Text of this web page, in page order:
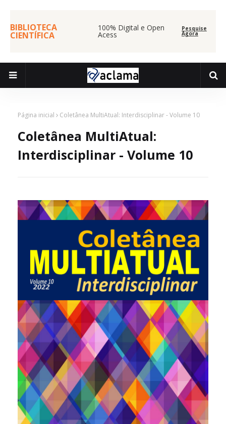
BIBLIOTECA
CIENTÍFICA
100% Digital e Open
Acess
Pesquise
Agora
Página inicial Coletânea MultiAtual: Interdisciplinar - Volume 10
Coletânea MultiAtual:
Interdisciplinar - Volume 10